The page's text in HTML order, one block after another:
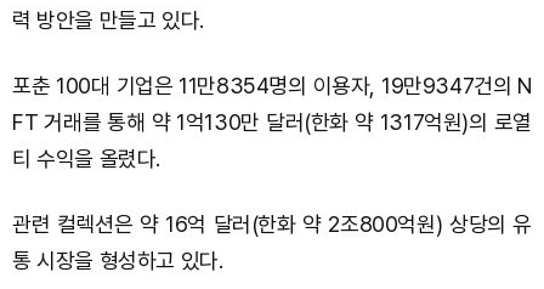
력 방안을 만들고 있다.
포춘 100대 기업은 11만8354명의 이용자, 19만9347건의 N
FT 거래를 통해 약 1억130만 달러(한화 약 1317억원)의 로열
티 수익을 올렸다.
관련 컬렉션은 약 16억 달러(한화 약 2조800억원) 상당의 유
통 시장을 형성하고 있다.